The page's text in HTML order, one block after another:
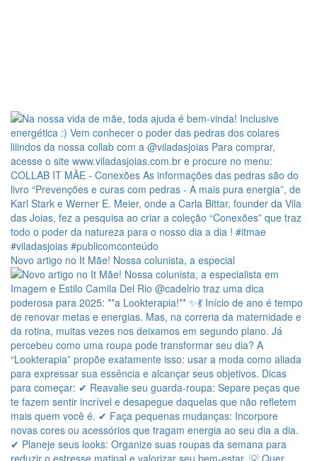
Novo artigo no It Mãe! Nossa colunista, a especial